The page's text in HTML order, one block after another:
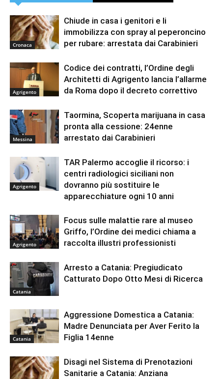
Cronaca
Chiude in casa i genitori e li
immobilizza con spray al peperoncino
per rubare: arrestata dai Carabinieri
Agrigento
Codice dei contratti, l’Ordine degli
Architetti di Agrigento lancia l’allarme
da Roma dopo il decreto correttivo
Messina
Taormina, Scoperta marijuana in casa
pronta alla cessione: 24enne
arrestato dai Carabinieri
Agrigento
TAR Palermo accoglie il ricorso: i
centri radiologici siciliani non
dovranno più sostituire le
apparecchiature ogni 10 anni
Agrigento
Focus sulle malattie rare al museo
Griffo, l’Ordine dei medici chiama a
raccolta illustri professionisti
Catania
Arresto a Catania: Pregiudicato
Catturato Dopo Otto Mesi di Ricerca
Catania
Aggressione Domestica a Catania:
Madre Denunciata per Aver Ferito la
Figlia 14enne
Disagi nel Sistema di Prenotazioni
Sanitarie a Catania: Anziana